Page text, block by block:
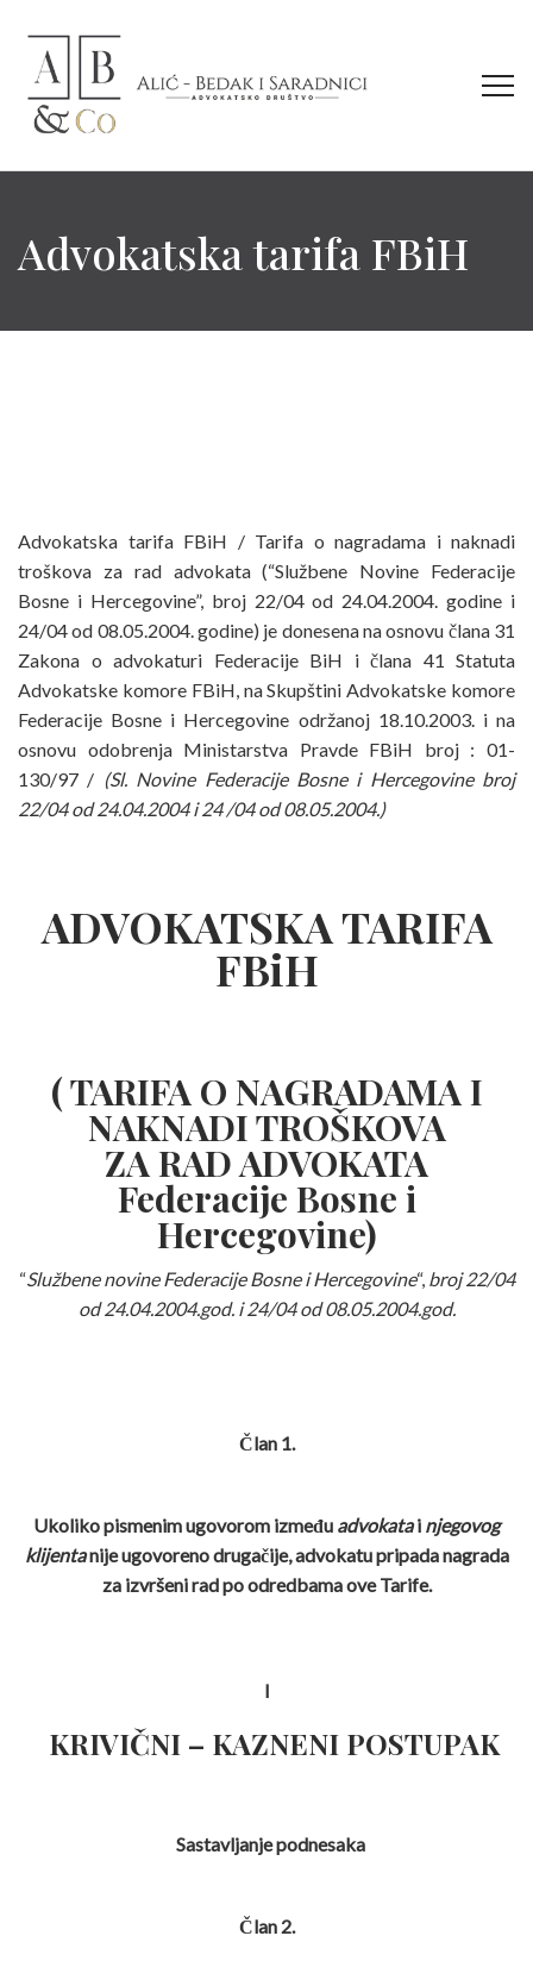
Advokatska tarifa FBiH
Advokatska tarifa FBiH / Tarifa o nagradama i naknadi
troškova za rad advokata (“Službene Novine Federacije
Bosne i Hercegovine”, broj 22/04 od 24.04.2004. godine i
24/04 od 08.05.2004. godine) je donesena na osnovu člana 31
Zakona o advokaturi Federacije BiH i člana 41 Statuta
Advokatske komore FBiH, na Skupštini Advokatske komore
Federacije Bosne i Hercegovine održanoj 18.10.2003. i na
osnovu odobrenja Ministarstva Pravde FBiH broj : 01-
130/97 / (Sl. Novine Federacije Bosne i Hercegovine broj
22/04 od 24.04.2004 i 24 /04 od 08.05.2004.)
ADVOKATSKA TARIFA
FBiH
( TARIFA O NAGRADAMA I
NAKNADI TROŠKOVA
ZA RAD ADVOKATA
Federacije Bosne i
Hercegovine)
“Službene novine Federacije Bosne i Hercegovine“, broj 22/04
od 24.04.2004.god. i 24/04 od 08.05.2004.god.
Član 1.
Ukoliko pismenim ugovorom između advokatai njegovog
klijentanije ugovoreno drugačije, advokatu pripada nagrada
za izvršeni rad po odredbama ove Tarife.
I
KRIVIČNI – KAZNENI POSTUPAK
Sastavljanje podnesaka
Član 2.